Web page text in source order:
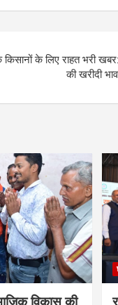
के लिए राहत भरी खबर:
की खरीदी